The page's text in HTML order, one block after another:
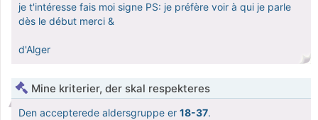
je t'intéresse fais moi signe PS: je préfère voir à qui je parle
dès le début merci &
d'Alger
Mine kriterier, der skal respekteres
Den accepterede aldersgruppe er 18-37.